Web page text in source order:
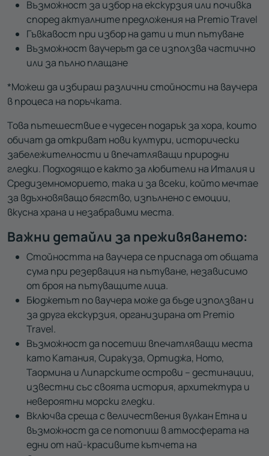
Възможност за избор на екскурзия или почивка
според актуалните предложения на Premio Travel
Гъвкавост при избор на дати и тип пътуване
Възможност ваучерът да се използва частично
или за пълно плащане
*Можеш да избираш различни стойности на ваучера
в процеса на поръчката.
Това пътешествие е чудесен подарък за хора, които
обичат да откриват нови култури, исторически
забележителности и впечатляващи природни
гледки. Подходящо е както за любители на Италия и
Средиземноморието, така и за всеки, който мечтае
за вдъхновяващо бягство, изпълнено с емоции,
вкусна храна и незабравими места.
Важни детайли за преживяването:
Стойността на ваучера се приспада от общата
сума при резервация на пътуване, независимо
от броя на пътуващите лица.
Бюджетът по ваучера може да бъде използван и
за друга екскурзия, организирана от Premio
Travel.
Възможност да посетиш впечатляващи места
като Катания, Сиракуза, Ортиджа, Ното,
Таормина и Липарските острови – дестинации,
известни със своята история, архитектура и
невероятни морски гледки.
Включва среща с величествения вулкан Етна и
възможност да се потопиш в атмосферата на
едни от най-красивите кътчета на